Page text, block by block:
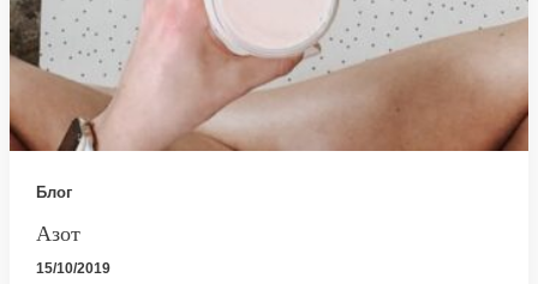
Блог
Азот
15/10/2019